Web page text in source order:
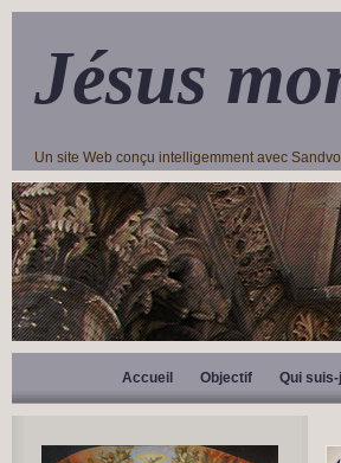
Jésus
Un site Web conçu intelligemment avec
Accueil Objectif Qui